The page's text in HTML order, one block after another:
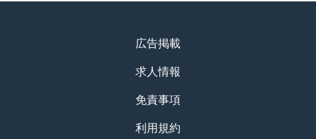
広告掲載
求人情報
免責事項
利用規約